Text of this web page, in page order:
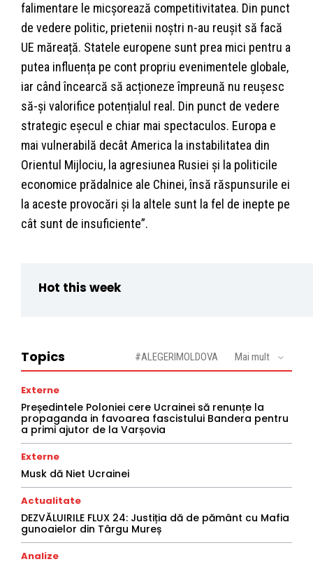
falimentare le micșorează competitivitatea. Din punct
de vedere politic, prietenii noștri n-au reușit să facă
UE măreață. Statele europene sunt prea mici pentru a
putea influența pe cont propriu evenimentele globale,
iar când încearcă să acționeze împreună nu reușesc
să-și valorifice potențialul real. Din punct de vedere
strategic eșecul e chiar mai spectaculos. Europa e
mai vulnerabilă decât America la instabilitatea din
Orientul Mijlociu, la agresiunea Rusiei și la politicile
economice prădalnice ale Chinei, însă răspunsurile ei
la aceste provocări și la altele sunt la fel de inepte pe
cât sunt de insuficiente”.
Hot this week
Topics #ALEGERIMOLDOVA Mai mult
Externe
Președintele Poloniei cere Ucrainei să renunțe la
propaganda in favoarea fascistului Bandera pentru
a primi ajutor de la Varșovia
Externe
Musk dă Niet Ucrainei
Actualitate
DEZVĂLUIRILE FLUX 24: Justiția dă de pământ cu Mafia
gunoaielor din Târgu Mureș
Analize